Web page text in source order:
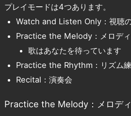
プレイモードは4つあります。
Watch and Listen Only：視聴
Practice the Melody：メロデ
歌はあなたを待っています
Practice the Rhythm：リズム
Recital：演奏会
Practice the Melody：メロデ